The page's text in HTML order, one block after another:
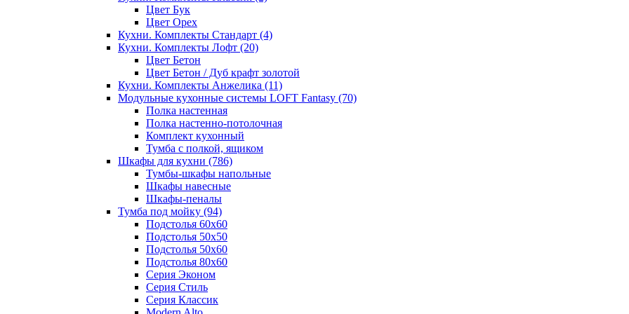
Цвет Бук
Цвет Орех
Кухни. Комплекты Стандарт (4)
Кухни. Комплекты Лофт (20)
Цвет Бетон
Цвет Бетон / Дуб крафт золотой
Кухни. Комплекты Анжелика (11)
Модульные кухонные системы LOFT Fantasy (70)
Полка настенная
Полка настенно-потолочная
Комплект кухонный
Тумба с полкой, ящиком
Шкафы для кухни (786)
Тумбы-шкафы напольные
Шкафы навесные
Шкафы-пеналы
Тумба под мойку (94)
Подстолья 60х60
Подстолья 50х50
Подстолья 50х60
Подстолья 80х60
Серия Эконом
Серия Стиль
Серия Классик